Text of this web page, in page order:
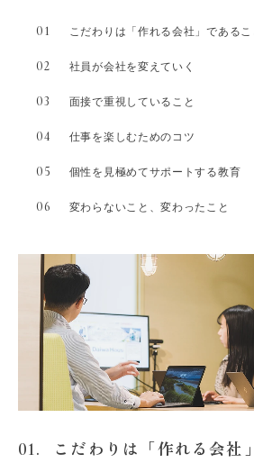
01 こだわりは「作れる会社」であるこ
02 社員が会社を変えていく
03 面接で重視していること
04 仕事を楽しむためのコツ
05 個性を見極めてサポートする教育
06 変わらないこと、変わったこと
01. こだわりは「作れる会社